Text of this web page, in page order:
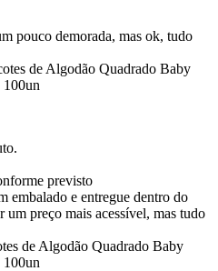
pouco demorada, mas ok, tudo
de Algodão Quadrado Baby
previsto
embalado e entregue dentro do
um preço mais acessível, mas tudo
de Algodão Quadrado Baby